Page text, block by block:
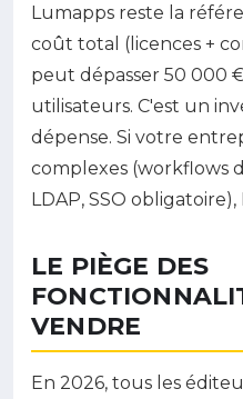
Lumapps reste la
coût total (licences +
peut dépasser 50 000
utilisateurs. C'est un
dépense. Si votre
complexes (workflows
LDAP, SSO
LE PIÈGE DES
VENDRE
En 2026, tous les